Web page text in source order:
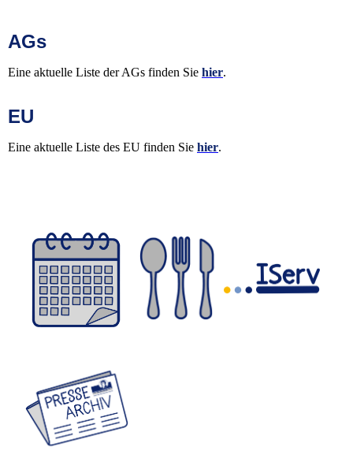
AGs
Eine aktuelle Liste der AGs finden Sie hier.
EU
Eine aktuelle Liste des EU finden Sie hier.